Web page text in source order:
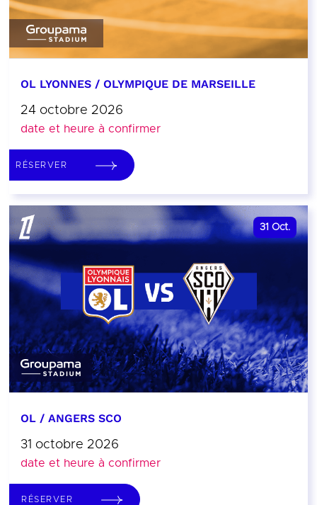
OL LYONNES / OLYMPIQUE DE MARSEILLE
24 octobre 2026
date et heure à confirmer
RÉSERVER
31 Oct.
OL / ANGERS SCO
31 octobre 2026
date et heure à confirmer
RÉSERVER